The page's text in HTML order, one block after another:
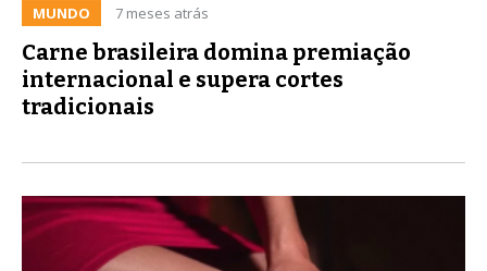
MUNDO 7 meses atrás
Carne brasileira domina premiação
internacional e supera cortes
tradicionais